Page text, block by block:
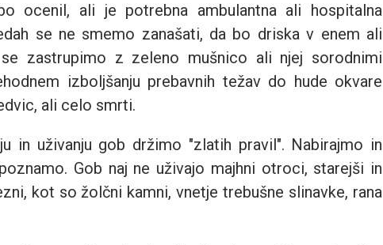
ocenil, ali je potrebna ambulantna ali hospitalna
se ne smemo zanašati, da bo driska v enem ali
zastrupimo z zeleno mušnico ali njej sorodnimi
izboljšanju prebavnih težav do hude okvare
ali celo smrti.
in uživanju gob držimo "zlatih pravil". Nabirajmo in
Gob naj ne uživajo majhni otroci, starejši in
kot so žolčni kamni, vnetje trebušne slinavke, rana